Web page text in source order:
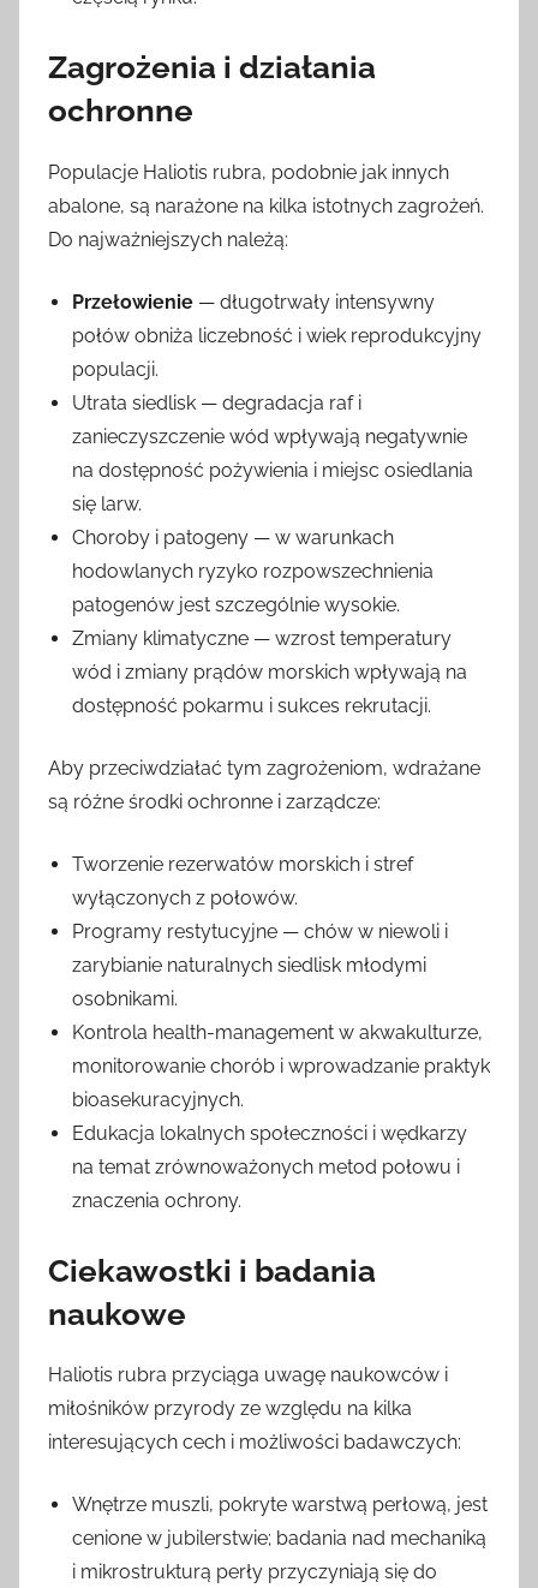
Zagrożenia i działania
ochronne
Populacje Haliotis rubra, podobnie jak innych
abalone, są narażone na kilka istotnych zagrożeń.
Do najważniejszych należą:
Przełowienie — długotrwały intensywny
połów obniża liczebność i wiek reprodukcyjny
populacji.
Utrata siedlisk — degradacja raf i
zanieczyszczenie wód wpływają negatywnie
na dostępność pożywienia i miejsc osiedlania
się larw.
Choroby i patogeny — w warunkach
hodowlanych ryzyko rozpowszechnienia
patogenów jest szczególnie wysokie.
Zmiany klimatyczne — wzrost temperatury
wód i zmiany prądów morskich wpływają na
dostępność pokarmu i sukces rekrutacji.
Aby przeciwdziałać tym zagrożeniom, wdrażane
są różne środki ochronne i zarządcze:
Tworzenie rezerwatów morskich i stref
wyłączonych z połowów.
Programy restytucyjne — chów w niewoli i
zarybianie naturalnych siedlisk młodymi
osobnikami.
Kontrola health-management w akwakulturze,
monitorowanie chorób i wprowadzanie praktyk
bioasekuracyjnych.
Edukacja lokalnych społeczności i wędkarzy
na temat zrównoważonych metod połowu i
znaczenia ochrony.
Ciekawostki i badania
naukowe
Haliotis rubra przyciąga uwagę naukowców i
miłośników przyrody ze względu na kilka
interesujących cech i możliwości badawczych:
Wnętrze muszli, pokryte warstwą perłową, jest
cenione w jubilerstwie; badania nad mechaniką
i mikrostrukturą perły przyczyniają się do